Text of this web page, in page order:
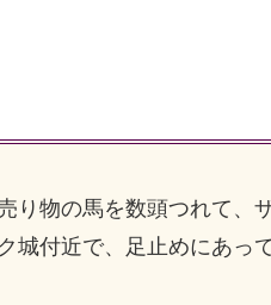
物の馬を数頭つれて、
付近で、足止めにあっ